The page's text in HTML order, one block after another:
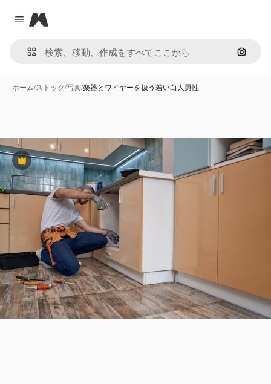
Close menu
Magnific
画像で
ホーム/ストック/写真/楽器とワイヤーを扱う若い白人男性
Premium